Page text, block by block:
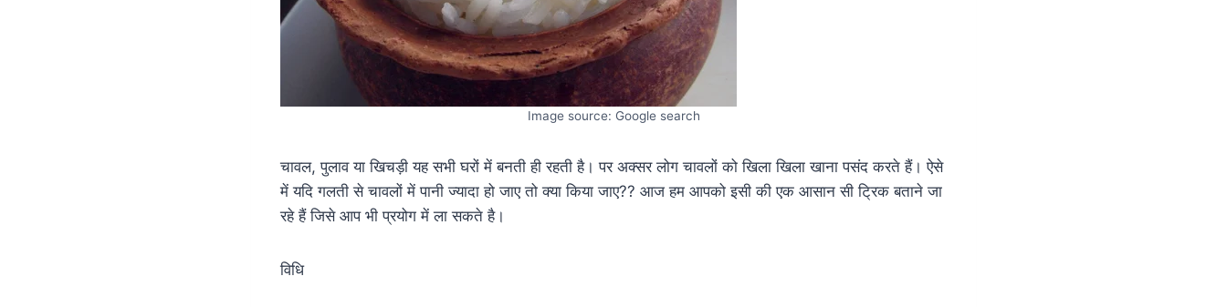
Image source: Google search
चावल, पुलाव या खिचड़ी यह सभी घरों में बनती ही रहती है। पर अक्सर लोग चावलों को खिला खिला खाना पसंद करते हैं। ऐसे
में यदि गलती से चावलों में पानी ज्यादा हो जाए तो क्या किया जाए?? आज हम आपको इसी की एक आसान सी ट्रिक बताने जा
रहे हैं जिसे आप भी प्रयोग में ला सकते है।
विधि